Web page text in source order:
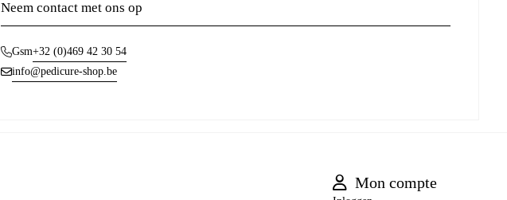
Neem contact met ons op
Gsm+32 (0)469 42 30 54
info@pedicure-shop.be
Mon compte